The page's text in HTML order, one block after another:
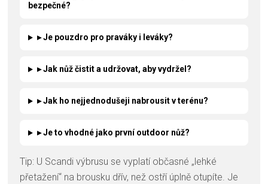
bezpečné?
▸ Je pouzdro pro praváky i leváky?
▸ Jak nůž čistit a udržovat, aby vydržel?
▸ Jak ho nejjednodušeji nabrousit v terénu?
▸ Je to vhodné jako první outdoor nůž?
Tip: U Scandi výbrusu se vyplatí občasné „lehké
přetažení“ na brousku dřív, než ostří úplně otupíte. Je